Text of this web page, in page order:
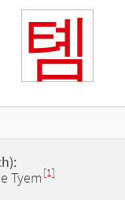
톔
Tyem [1]